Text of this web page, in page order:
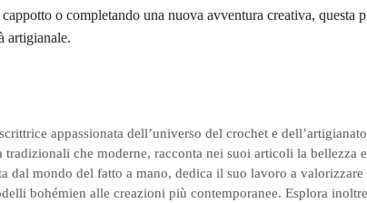
o completando una nuova avventura creativa, questa
artigianale.
appassionata dell’universo del crochet e
tradizionali che moderne, racconta nei suoi articoli la bellezza
dal mondo del fatto a mano, dedica il suo lavoro a valorizzare
bohémien alle creazioni più contemporanee. Esplora